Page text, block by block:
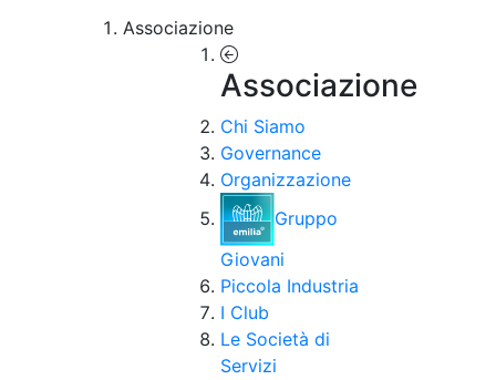
Associazione
Associazione
Chi Siamo
Governance
Organizzazione
Gruppo
Giovani
Piccola Industria
I Club
Le Società di
Servizi